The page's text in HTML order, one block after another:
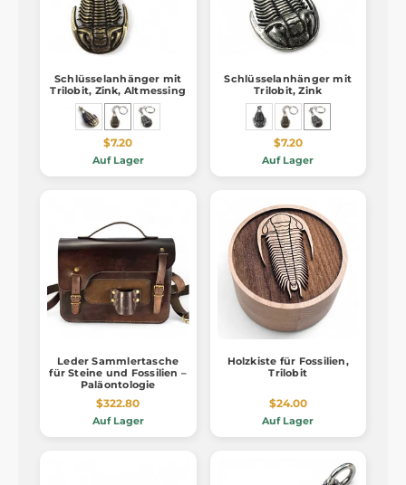
Schlüsselanhänger mit
Trilobit, Zink, Altmessing
$7.20
Auf Lager
Schlüsselanhänger mit
Trilobit, Zink
$7.20
Auf Lager
Leder Sammlertasche
für Steine und Fossilien –
Paläontologie
$322.80
Auf Lager
Holzkiste für Fossilien,
Trilobit
$24.00
Auf Lager